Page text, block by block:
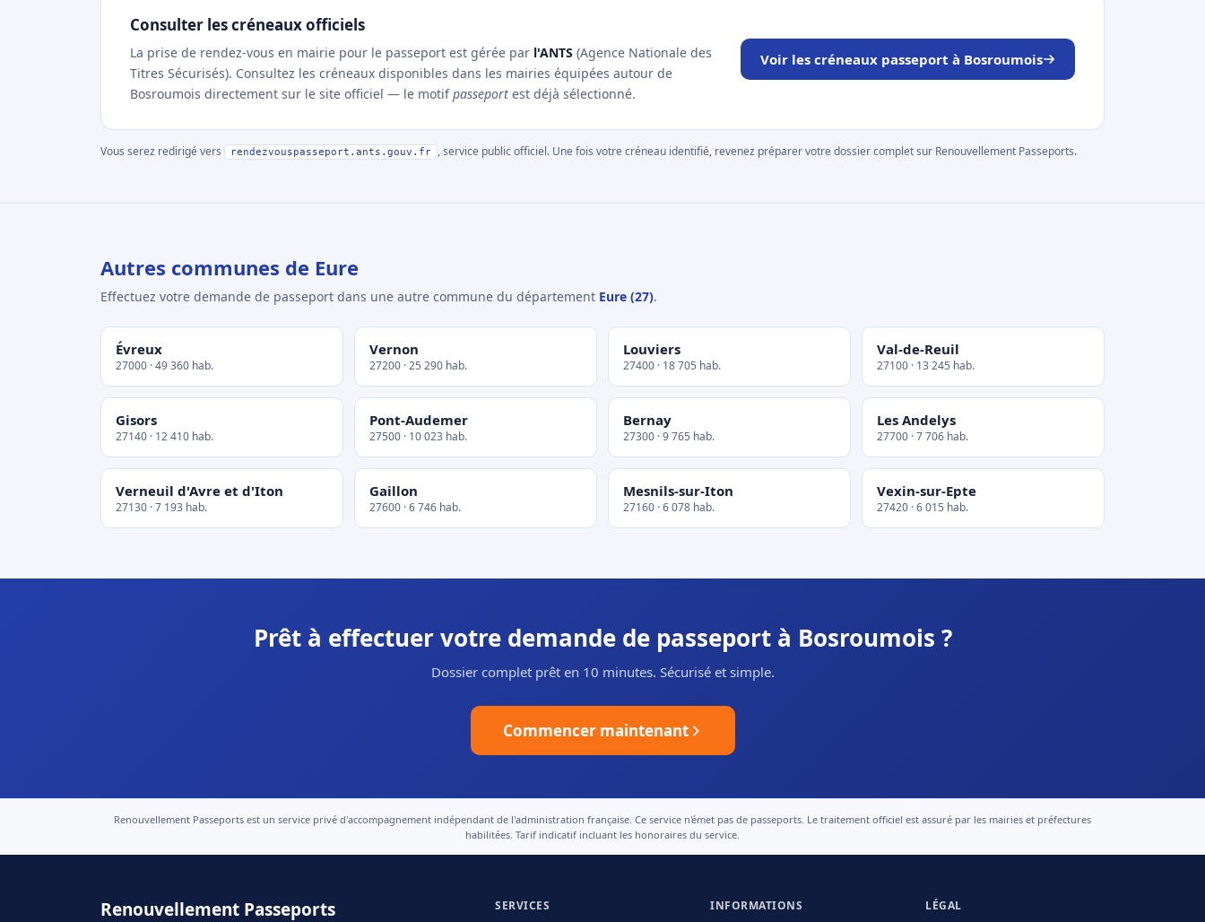
Consulter les créneaux officiels
La prise de rendez-vous en mairie pour le passeport est gérée par l'ANTS (Agence Nationale des
Titres Sécurisés). Consultez les créneaux disponibles dans les mairies équipées autour de
Bosroumois directement sur le site officiel — le motifpasseport est déjà sélectionné.
Voir les créneaux passeport à Bosroumois
Vous serez redirigé vers rendezvouspasseport.ants.gouv.fr , service public officiel. Une fois votre créneau identifié, revenez préparer votre dossier complet sur Renouvellement Passeports.
Autres communes de Eure
Effectuez votre demande de passeport dans une autre commune du département Eure (27).
Évreux
27000 · 49 360 hab.
Vernon
27200 · 25 290 hab.
Louviers
27400 · 18 705 hab.
Val-de-Reuil
27100 · 13 245 hab.
Gisors
27140 · 12 410 hab.
Pont-Audemer
27500 · 10 023 hab.
Bernay
27300 · 9 765 hab.
Les Andelys
27700 · 7 706 hab.
Verneuil d'Avre et d'Iton
27130 · 7 193 hab.
Gaillon
27600 · 6 746 hab.
Mesnils-sur-Iton
27160 · 6 078 hab.
Vexin-sur-Epte
27420 · 6 015 hab.
Prêt à effectuer votre demande de passeport à Bosroumois ?
Dossier complet prêt en 10 minutes. Sécurisé et simple.
Commencer maintenant
Renouvellement Passeports est un service privé d'accompagnement indépendant de l'administration française. Ce service n'émet pas de passeports. Le traitement officiel est assuré par les mairies et préfectures
habilitées. Tarif indicatif incluant les honoraires du service.
Renouvellement Passeports SERVICES INFORMATIONS LÉGAL